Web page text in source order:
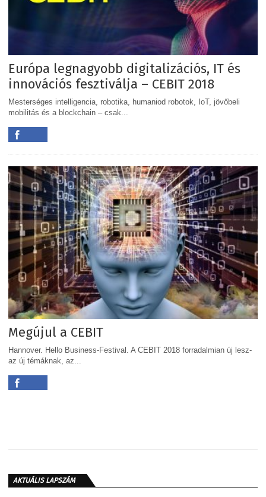
Európa legnagyobb digitalizációs, IT és
innovációs fesztiválja – CEBIT 2018
Mesterséges intelligencia, robotika, humaniod robotok, IoT, jövőbeli
mobilitás és a blockchain – csak...
Megújul a CEBIT
Hannover. Hello Business-Festival. A CEBIT 2018 forradalmian új lesz-
az új témáknak, az...
AKTUÁLIS LAPSZÁM